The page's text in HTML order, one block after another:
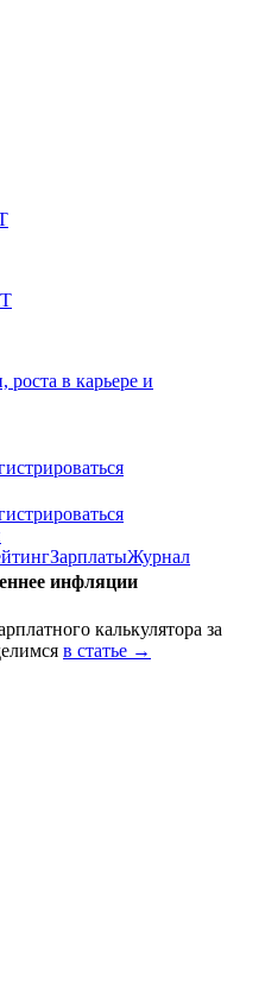
в карьере и
ЗарплатыЖурнал
инфляции
калькулятора за
в статье →